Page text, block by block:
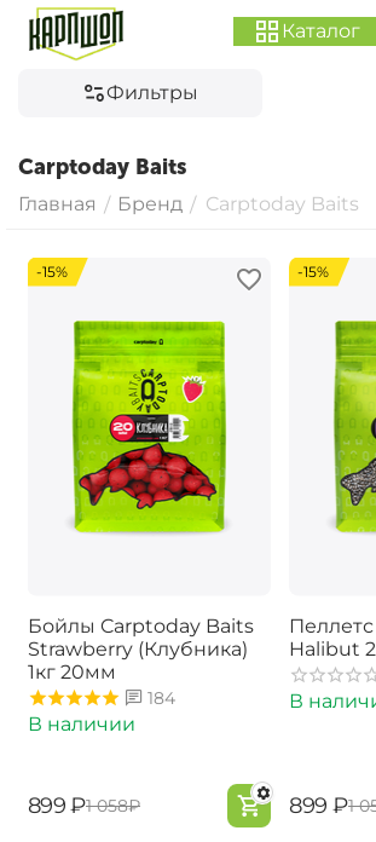
Каталог
Фильтры
Carptoday Baits
Главная / Бренд / Carptoday Baits
-15%
Бойлы Carptoday Baits
Strawberry (Клубника)
1кг 20мм
184
В наличии
‍899‍ ₽‍1 058‍₽
-15%
Halibut
В
‍899‍ ₽‍1